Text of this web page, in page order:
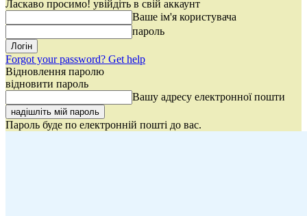
Ласкаво просимо! увійдіть в свій аккаунт
Ваше ім'я користувача
пароль
Forgot your password? Get help
Відновлення паролю
відновити пароль
Вашу адресу електронної пошти
Пароль буде по електронній пошті до вас.